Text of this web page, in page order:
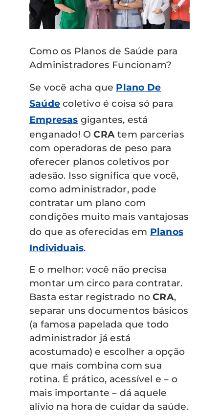
Como os Planos de Saúde para
Administradores Funcionam?
Se você acha que Plano De
Saúde coletivo é coisa só para
Empresas gigantes, está
enganado! OCRA tem parcerias
com operadoras de peso para
oferecer planos coletivos por
adesão. Isso significa que você,
como administrador, pode
contratar um plano com
condições muito mais vantajosas
do que as oferecidas em Planos
Individuais.
E o melhor: você não precisa
montar um circo para contratar.
Basta estar registrado noCRA,
separar uns documentos básicos
(a famosa papelada que todo
administrador já está
acostumado) e escolher a opção
que mais combina com sua
rotina. É prático, acessível e – o
mais importante – dá aquele
alívio na hora de cuidar da saúde.